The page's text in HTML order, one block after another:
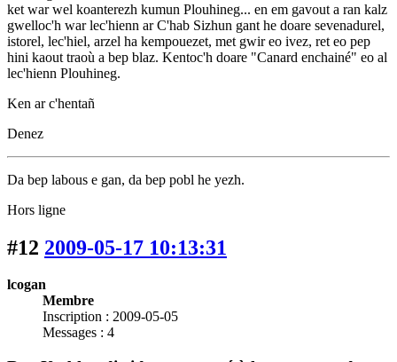
ket war wel koanterezh kumun Plouhineg... en em gavout a ran kalz
gwelloc'h war lec'hienn ar C'hab Sizhun gant he doare sevenadurel,
istorel, lec'hiel, arzel ha kempouezet, met gwir eo ivez, ret eo pep
hini kaout traoù a bep blaz. Kentoc'h doare "Canard enchainé" eo al
lec'hienn Plouhineg.
Ken ar c'hentañ
Denez
Da bep labous e gan, da bep pobl he yezh.
Hors ligne
#12 2009-05-17 10:13:31
lcogan
Membre
Inscription : 2009-05-05
Messages : 4